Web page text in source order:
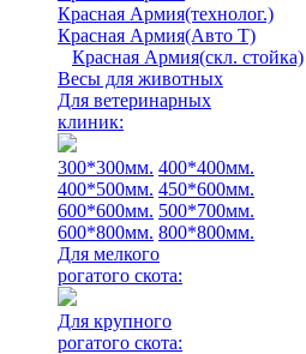
Красная Армия(технолог.)
Красная Армия(Авто Т)
Красная Армия(скл. стойка)
Весы для животных
Для ветеринарных
клиник:
300*300мм. 400*400мм.
400*500мм. 450*600мм.
600*600мм. 500*700мм.
600*800мм. 800*800мм.
Для мелкого
рогатого скота:
Для крупного
рогатого скота: